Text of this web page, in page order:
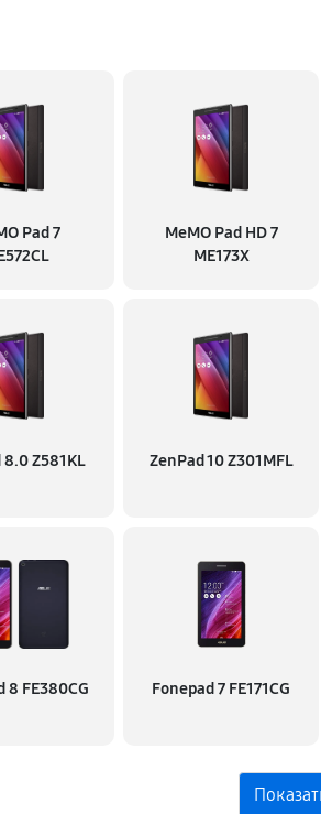
Pad 7
MeMO Pad HD 7
ME173X
8.0 Z581KL ZenPad 10 Z301MFL
8 FE380CG Fonepad 7 FE171CG